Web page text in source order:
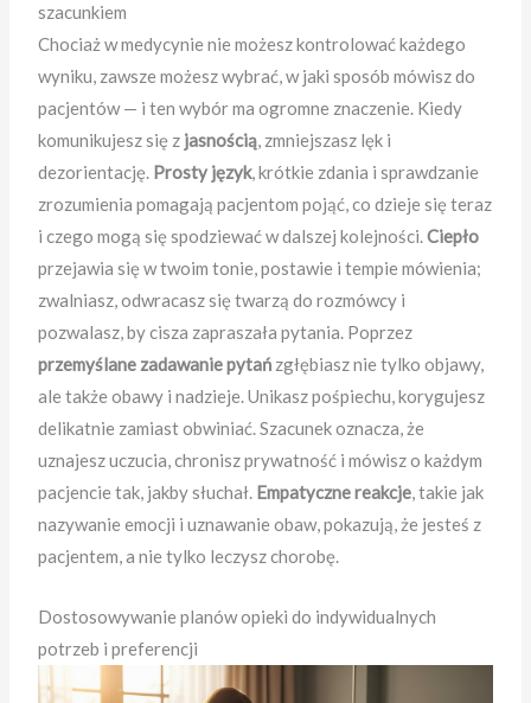
szacunkiem
Chociaż w medycynie nie możesz kontrolować każdego
wyniku, zawsze możesz wybrać, w jaki sposób mówisz do
pacjentów — i ten wybór ma ogromne znaczenie. Kiedy
komunikujesz się z jasnością, zmniejszasz lęk i
dezorientację. Prosty język, krótkie zdania i sprawdzanie
zrozumienia pomagają pacjentom pojąć, co dzieje się teraz
i czego mogą się spodziewać w dalszej kolejności.Ciepło
przejawia się w twoim tonie, postawie i tempie mówienia;
zwalniasz, odwracasz się twarzą do rozmówcy i
pozwalasz, by cisza zapraszała pytania. Poprzez
przemyślane zadawanie pytań zgłębiasz nie tylko objawy,
ale także obawy i nadzieje. Unikasz pośpiechu, korygujesz
delikatnie zamiast obwiniać. Szacunek oznacza, że
uznajesz uczucia, chronisz prywatność i mówisz o każdym
pacjencie tak, jakby słuchał. Empatyczne reakcje, takie jak
nazywanie emocji i uznawanie obaw, pokazują, że jesteś z
pacjentem, a nie tylko leczysz chorobę.
Dostosowywanie planów opieki do indywidualnych
potrzeb i preferencji